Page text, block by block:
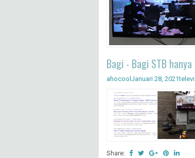
Bagi - Bagi STB
ahocoolJanuari 28, 2021
Share: